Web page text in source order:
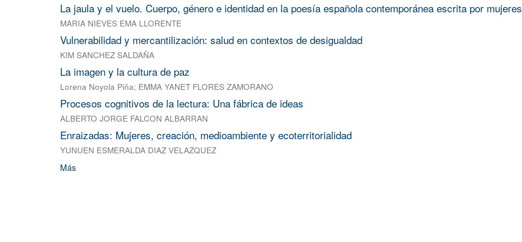
La jaula y el vuelo. Cuerpo, género e identidad en la poesía española contemporánea escrita por mujeres
MARIA NIEVES EMA LLORENTE
Vulnerabilidad y mercantilización: salud en contextos de desigualdad
KIM SANCHEZ SALDAÑA
La imagen y la cultura de paz
Lorena Noyola Piña; EMMA YANET FLORES ZAMORANO
Procesos cognitivos de la lectura: Una fábrica de ideas
ALBERTO JORGE FALCON ALBARRAN
Enraizadas: Mujeres, creación, medioambiente y ecoterritorialidad
YUNUEN ESMERALDA DIAZ VELAZQUEZ
Más